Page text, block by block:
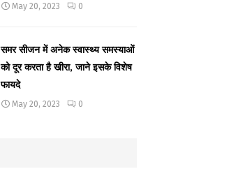
May 20, 2023 0
समर सीजन में अनेक स्वास्थ्य समस्याओं
को दूर करता है खीरा, जाने इसके विशेष
फायदे
May 20, 2023 0